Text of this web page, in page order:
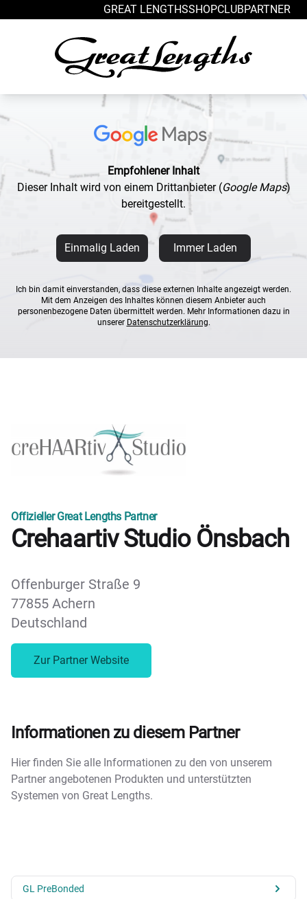
GREAT LENGTHSSHOPCLUBPARTNER
Empfohlener Inhalt
Dieser Inhalt wird von einem Drittanbieter (Google Maps)
bereitgestellt.
Einmalig Laden Immer Laden
Ich bin damit einverstanden, dass diese externen Inhalte angezeigt werden.
Mit dem Anzeigen des Inhaltes können diesem Anbieter auch
personenbezogene Daten übermittelt werden. Mehr Informationen dazu in
unserer Datenschutzerklärung.
Offizieller Great Lengths Partner
Crehaartiv Studio Önsbach
Offenburger Straße 9
77855 Achern
Deutschland
Zur Partner Website
Informationen zu diesem Partner
Hier finden Sie alle Informationen zu den von unserem
Partner angebotenen Produkten und unterstützten
Systemen von Great Lengths.
GL PreBonded